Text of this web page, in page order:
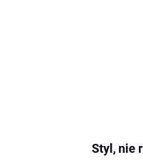
Styl, nie